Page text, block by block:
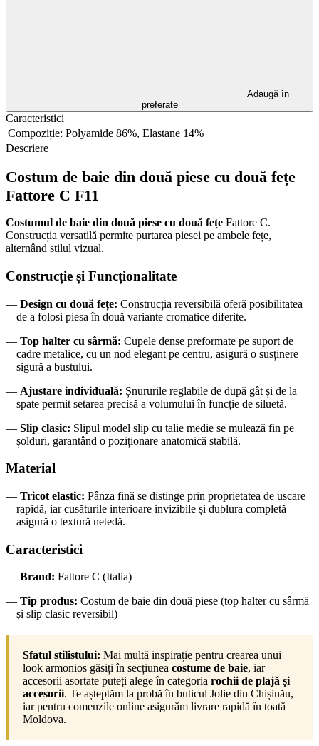
Adaugă în
preferate
Caracteristici
Compoziție: Polyamide 86%, Elastane 14%
Descriere
Costum de baie din două piese cu două fețe
Fattore C F11
Costumul de baie din două piese cu două fețe Fattore C.
Construcția versatilă permite purtarea piesei pe ambele fețe,
alternând stilul vizual.
Construcție și Funcționalitate
— Design cu două fețe: Construcția reversibilă oferă posibilitatea
de a folosi piesa în două variante cromatice diferite.
— Top halter cu sârmă: Cupele dense preformate pe suport de
cadre metalice, cu un nod elegant pe centru, asigură o susținere
sigură a bustului.
— Ajustare individuală: Șnururile reglabile de după gât și de la
spate permit setarea precisă a volumului în funcție de siluetă.
— Slip clasic: Slipul model slip cu talie medie se mulează fin pe
șolduri, garantând o poziționare anatomică stabilă.
Material
— Tricot elastic: Pânza fină se distinge prin proprietatea de uscare
rapidă, iar cusăturile interioare invizibile și dublura completă
asigură o textură netedă.
Caracteristici
— Brand: Fattore C (Italia)
— Tip produs: Costum de baie din două piese (top halter cu sârmă
și slip clasic reversibil)
Sfatul stilistului: Mai multă inspirație pentru crearea unui
look armonios găsiți în secțiunea costume de baie, iar
accesorii asortate puteți alege în categoria rochii de plajă și
accesorii. Te așteptăm la probă în buticul Jolie din Chișinău,
iar pentru comenzile online asigurăm livrare rapidă în toată
Moldova.